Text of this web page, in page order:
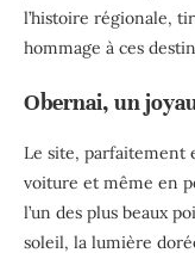
l’histoire régionale,
hommage à ces
Obernai, un
Le site, parfaitement
voiture et même en
l’un des plus beaux
soleil, la lumière